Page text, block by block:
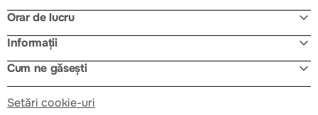
Orar de lucru
Informații
Cum ne găsești
Setări cookie-uri